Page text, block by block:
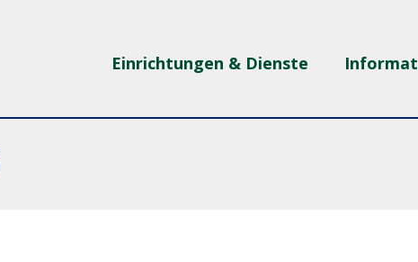
Einrichtungen & Dienste